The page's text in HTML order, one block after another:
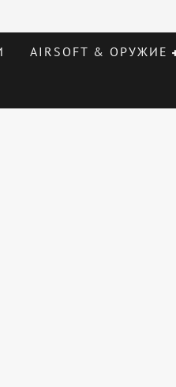
AIRSOFT & ОРУЖИЕ